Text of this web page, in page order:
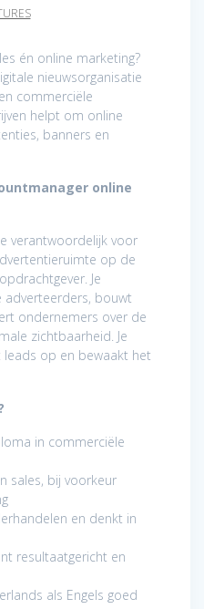
én online marketing?
nieuwsorganisatie
commerciële
helpt om online
banners en
online
verantwoordelijk voor
op de
Je
bouwt
ondernemers over de
zichtbaarheid. Je
op en bewaakt het
in commerciële
sales, bij voorkeur
en denkt in
resultaatgericht en
als Engels goed